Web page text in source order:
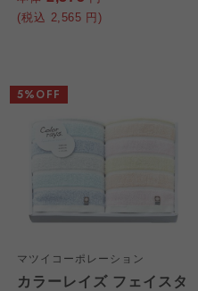
(税込 2,565 円)
マツイコーポレーション
カラーレイズ フェイスタ
5%OFF